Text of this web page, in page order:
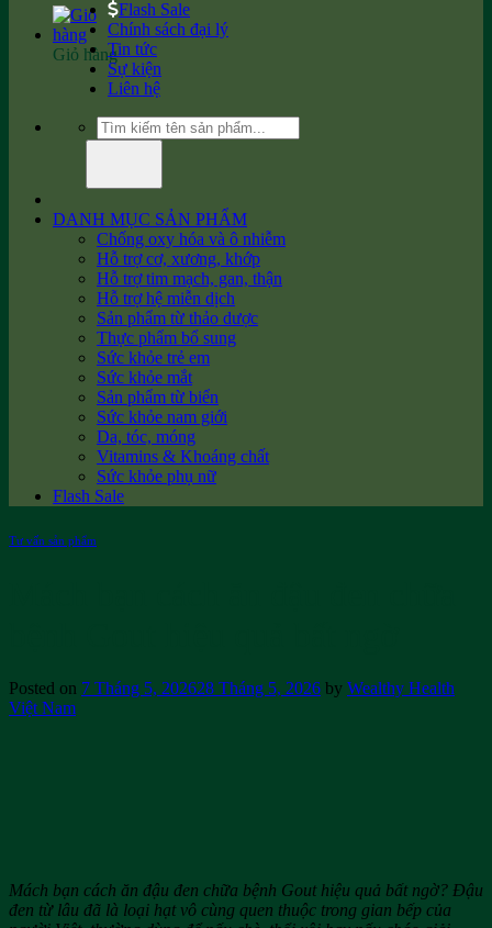
Giỏ hàng
Flash Sale
Chính sách đại lý
Tin tức
Sự kiện
Liên hệ
Tìm
kiếm:
DANH MỤC SẢN PHẨM
Chống oxy hóa và ô nhiễm
Hỗ trợ cơ, xương, khớp
Hỗ trợ tim mạch, gan, thận
Hỗ trợ hệ miễn dịch
Sản phẩm từ thảo dược
Thực phẩm bổ sung
Sức khỏe trẻ em
Sức khỏe mắt
Sản phẩm từ biển
Sức khỏe nam giới
Da, tóc, móng
Vitamins & Khoáng chất
Sức khỏe phụ nữ
Flash Sale
Tư vấn sản phẩm
Posted on 7 Tháng 5, 202628 Tháng 5, 2026 by Wealthy Health
Việt Nam
Mách bạn cách ăn đậu đen chữa bệnh Gout hiệu quả bất ngờ? Đậu
đen từ lâu đã là loại hạt vô cùng quen thuộc trong gian bếp của